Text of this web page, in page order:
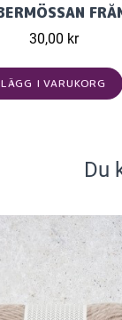
30,00 kr
LÄGG I VARUKORG
Du